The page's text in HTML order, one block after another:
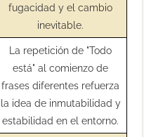
fugacidad y el cambio
inevitable.
La repetición de "Todo
está" al comienzo de
frases diferentes refuerza
la idea de inmutabilidad y
estabilidad en el entorno.